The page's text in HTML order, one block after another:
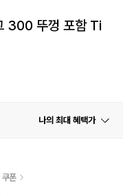
300 뚜껑 포함 Ti
나의 최대 혜택가
폰